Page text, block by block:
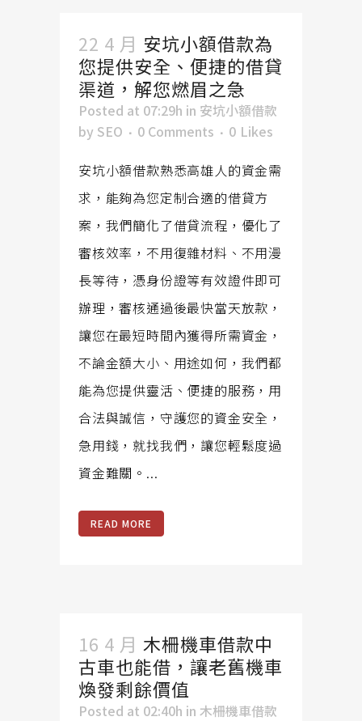
22 4 月 安坑小額借款為
您提供安全、便捷的借貸
渠道，解您燃眉之急
Posted at 07:29h in 安坑小額借款
by SEO 0 Comments 0 Likes
安坑小額借款熟悉高雄人的資金需
求，能夠為您定制合適的借貸方
案，我們簡化了借貸流程，優化了
審核效率，不用復雜材料、不用漫
長等待，憑身份證等有效證件即可
辦理，審核通過後最快當天放款，
讓您在最短時間內獲得所需資金，
不論金額大小、用途如何，我們都
能為您提供靈活、便捷的服務，用
合法與誠信，守護您的資金安全，
急用錢，就找我們，讓您輕鬆度過
資金難關。...
READ MORE
16 4 月 木柵機車借款中
古車也能借，讓老舊機車
煥發剩餘價值
Posted at 02:40h in 木柵機車借款